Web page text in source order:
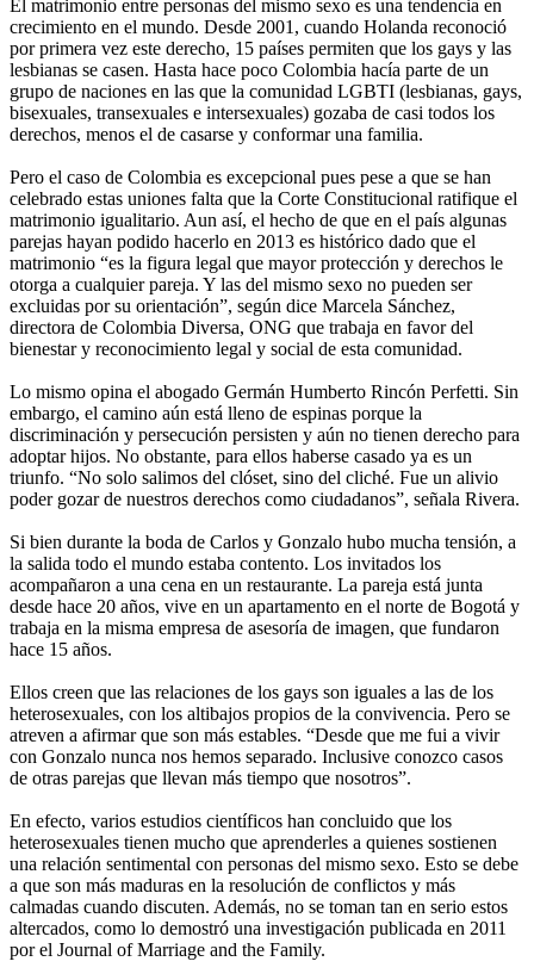
El matrimonio entre personas del mismo sexo es una tendencia en
crecimiento en el mundo. Desde 2001, cuando Holanda reconoció
por primera vez este derecho, 15 países permiten que los gays y las
lesbianas se casen. Hasta hace poco Colombia hacía parte de un
grupo de naciones en las que la comunidad LGBTI (lesbianas, gays,
bisexuales, transexuales e intersexuales) gozaba de casi todos los
derechos, menos el de casarse y conformar una familia.
Pero el caso de Colombia es excepcional pues pese a que se han
celebrado estas uniones falta que la Corte Constitucional ratifique el
matrimonio igualitario. Aun así, el hecho de que en el país algunas
parejas hayan podido hacerlo en 2013 es histórico dado que el
matrimonio “es la figura legal que mayor protección y derechos le
otorga a cualquier pareja. Y las del mismo sexo no pueden ser
excluidas por su orientación”, según dice Marcela Sánchez,
directora de Colombia Diversa, ONG que trabaja en favor del
bienestar y reconocimiento legal y social de esta comunidad.
Lo mismo opina el abogado Germán Humberto Rincón Perfetti. Sin
embargo, el camino aún está lleno de espinas porque la
discriminación y persecución persisten y aún no tienen derecho para
adoptar hijos. No obstante, para ellos haberse casado ya es un
triunfo. “No solo salimos del clóset, sino del cliché. Fue un alivio
poder gozar de nuestros derechos como ciudadanos”, señala Rivera.
Si bien durante la boda de Carlos y Gonzalo hubo mucha tensión, a
la salida todo el mundo estaba contento. Los invitados los
acompañaron a una cena en un restaurante. La pareja está junta
desde hace 20 años, vive en un apartamento en el norte de Bogotá y
trabaja en la misma empresa de asesoría de imagen, que fundaron
hace 15 años.
Ellos creen que las relaciones de los gays son iguales a las de los
heterosexuales, con los altibajos propios de la convivencia. Pero se
atreven a afirmar que son más estables. “Desde que me fui a vivir
con Gonzalo nunca nos hemos separado. Inclusive conozco casos
de otras parejas que llevan más tiempo que nosotros”.
En efecto, varios estudios científicos han concluido que los
heterosexuales tienen mucho que aprenderles a quienes sostienen
una relación sentimental con personas del mismo sexo. Esto se debe
a que son más maduras en la resolución de conflictos y más
calmadas cuando discuten. Además, no se toman tan en serio estos
altercados, como lo demostró una investigación publicada en 2011
por el Journal of Marriage and the Family.